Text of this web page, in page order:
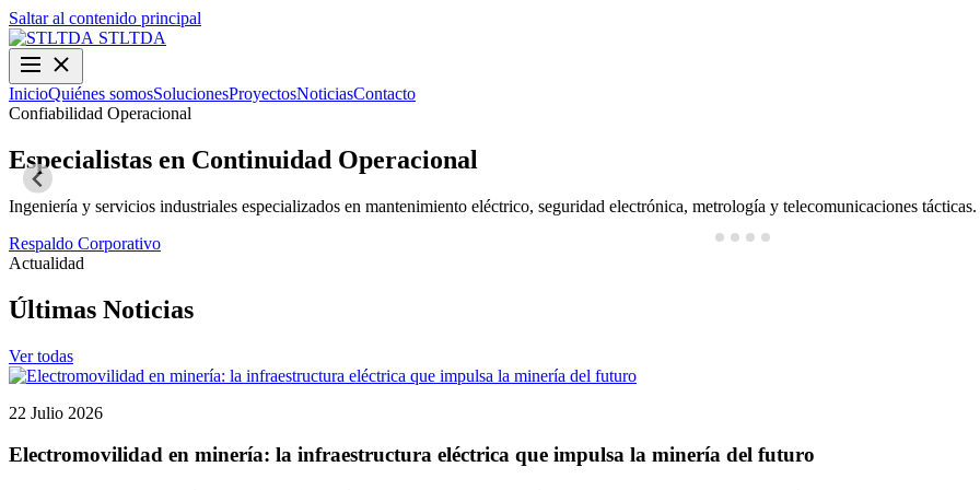
Saltar al contenido principal
STLTDA
InicioQuiénes somosSolucionesProyectosNoticiasContacto
Confiabilidad Operacional
Especialistas en Continuidad Operacional
Ingeniería y servicios industriales especializados en mantenimiento eléctrico, seguridad electrónica, metrología y telecomunicaciones tácticas.
Respaldo Corporativo
Actualidad
Últimas Noticias
Ver todas
22 Julio 2026
Electromovilidad en minería: la infraestructura eléctrica que impulsa la minería del futuro